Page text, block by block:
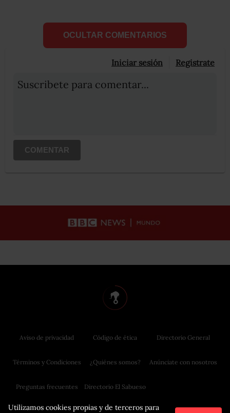
OCULTAR COMENTARIOS
Iniciar sesión Registrate
Suscribete para comentar...
COMENTAR
Utilizamos cookies propias y de terceros para
Aviso de privacidad
Términos y Condiciones
Preguntas frecuentes
Código de ética
¿Quiénes somos?
Directorio El Sabueso
Directorio General
Anúnciate con nosotros